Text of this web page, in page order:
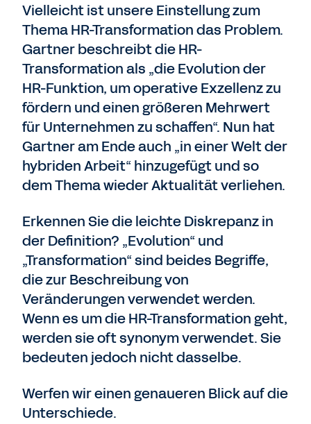
Vielleicht ist unsere Einstellung zum
Thema HR-Transformation das Problem.
Gartner beschreibt die HR-
Transformation als „die Evolution der
HR-Funktion, um operative Exzellenz zu
fördern und einen größeren Mehrwert
für Unternehmen zu schaffen“. Nun hat
Gartner am Ende auch „in einer Welt der
hybriden Arbeit“ hinzugefügt und so
dem Thema wieder Aktualität verliehen.
Erkennen Sie die leichte Diskrepanz in
der Definition? „Evolution“ und
„Transformation“ sind beides Begriffe,
die zur Beschreibung von
Veränderungen verwendet werden.
Wenn es um die HR-Transformation geht,
werden sie oft synonym verwendet. Sie
bedeuten jedoch nicht dasselbe.
Werfen wir einen genaueren Blick auf die
Unterschiede.